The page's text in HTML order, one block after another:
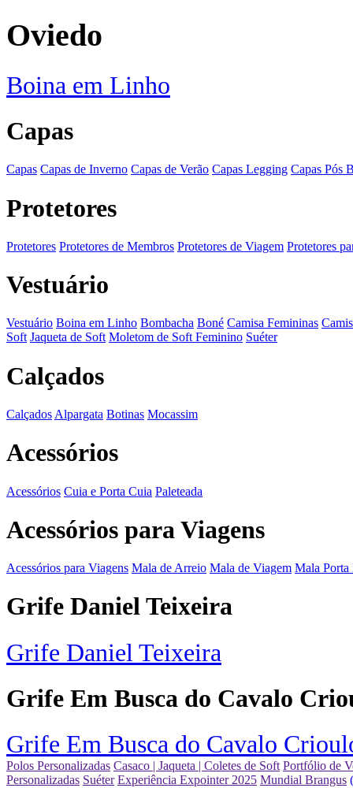
Oviedo
Boina em Linho
Capas
Capas Capas de Inverno Capas de Verão Capas Legging Capas Pós
Protetores
Protetores Protetores de Membros Protetores de Viagem Protetores
Vestuário
Vestuário Boina em Linho Bombacha Boné Camisa Femininas
Soft Jaqueta de Soft Moletom de Soft Feminino Suéter
Calçados
Calçados Alpargata Botinas Mocassim
Acessórios
Acessórios Cuia e Porta Cuia Paleteada
Acessórios para Viagens
Acessórios para Viagens Mala de Arreio Mala de Viagem Mala Porta
Grife Daniel Teixeira
Grife Daniel Teixeira
Grife Em Busca do Cavalo
Grife Em Busca do Cavalo
Polos Personalizadas Casaco | Jaqueta | Coletes de Soft Portfólio de
Personalizadas Suéter Experiência Expointer 2025 Mundial Brangus